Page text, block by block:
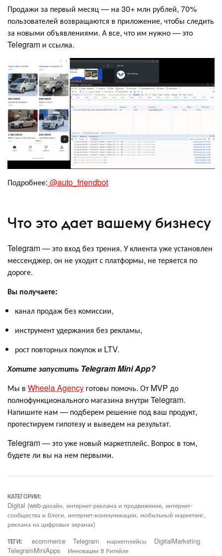
Продажи за первый месяц — на 30+ млн рублей, 70%
пользователей возвращаются в приложение, чтобы следить
за новыми объявлениями. А все, что им нужно — это
Telegram и ссылка.
Подробнее: @auto_friendbot
Что это дает вашему бизнесу
Telegram — это вход без трения. У клиента уже установлен
мессенджер, он не уходит с платформы, не теряется по
дороге.
Вы получаете:
канал продаж без комиссии,
инструмент удержания без рекламы,
рост повторных покупок и LTV.
Хотите запустить Telegram Mini App?
Мы в Wheela Agency готовы помочь. От MVP до
полнофункционального магазина внутри Telegram.
Напишите нам — подберем решение под ваш продукт,
протестируем гипотезу и выведем на результат.
Telegram — это уже новый маркетплейс. Вопрос в том,
будете ли вы на нем первыми.
КАТЕГОРИИ:
Digital (web-дизайн, интернет-реклама и продвижение, интернет-
сообщества и блоги, интернет-коммуникации, мобильный маркетинг,
реклама на цифровых экранах)
ТЕГИ:
ecommerce Telegram маркетплейсы
DigitalMarketing
TelegramMiniApps
Инновации В Ритейле